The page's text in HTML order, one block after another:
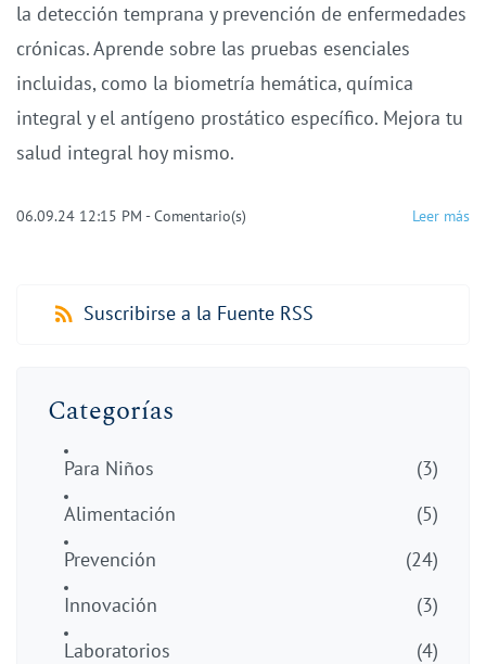
la detección temprana y prevención de enfermedades
crónicas. Aprende sobre las pruebas esenciales
incluidas, como la biometría hemática, química
integral y el antígeno prostático específico. Mejora tu
salud integral hoy mismo.
06.09.24 12:15 PM -Comentario(s) Leer más
Suscribirse a la Fuente RSS
Categorías
Para Niños
(3)
Alimentación
(5)
Prevención
(24)
Innovación
(3)
Laboratorios
(4)